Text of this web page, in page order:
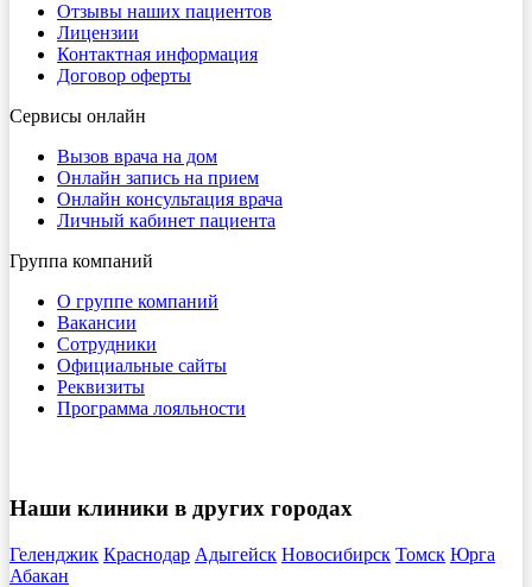
Отзывы наших пациентов
Лицензии
Контактная информация
Договор оферты
Сервисы онлайн
Вызов врача на дом
Онлайн запись на прием
Онлайн консультация врача
Личный кабинет пациента
Группа компаний
О группе компаний
Вакансии
Сотрудники
Официальные сайты
Реквизиты
Программа лояльности
Наши клиники в других городах
Геленджик Краснодар Адыгейск Новосибирск Томск Юрга
Абакан